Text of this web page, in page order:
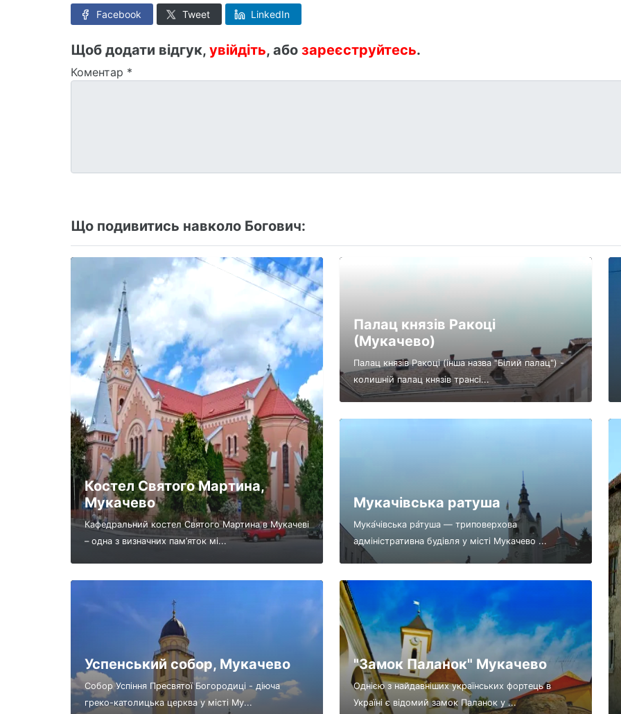
Facebook Tweet LinkedIn
Щоб додати відгук, увійдіть, або зареєструйтесь.
Коментар *
Що подивитись навколо Богович:
Костел Святого Мартина,
Мукачево
Кафедральний костел Святого Мартина в Мукачеві
– одна з визначних пам’яток мі...
Успенський собор, Мукачево
Собор Успіння Пресвятої Богородиці - діюча
греко-католицька церква у місті Му...
Палац князів Ракоці
(Мукачево)
Палац князів Ракоці (інша назва "Білий палац") -
колишній палац князів трансі...
Мукачівська ратуша
Мука́чівська ра́туша — триповерхова
адміністративна будівля у місті Мукачево ...
"Замок Паланок" Мукачево
Однією з найдавніших українських фортець в
Україні є відомий замок Паланок у ...